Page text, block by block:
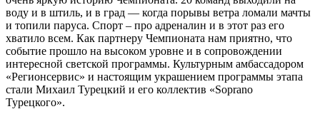
воду и в штиль, и в град — когда порывы ветра ломали мачты
и топили паруса. Спорт – про адреналин и в этот раз его
хватило всем. Как партнеру Чемпионата нам приятно, что
событие прошло на высоком уровне и в сопровождении
интересной светской программы. Культурным амбассадором
«Регионсервис» и настоящим украшением программы этапа
стали Михаил Турецкий и его коллектив «Soprano
Турецкого».